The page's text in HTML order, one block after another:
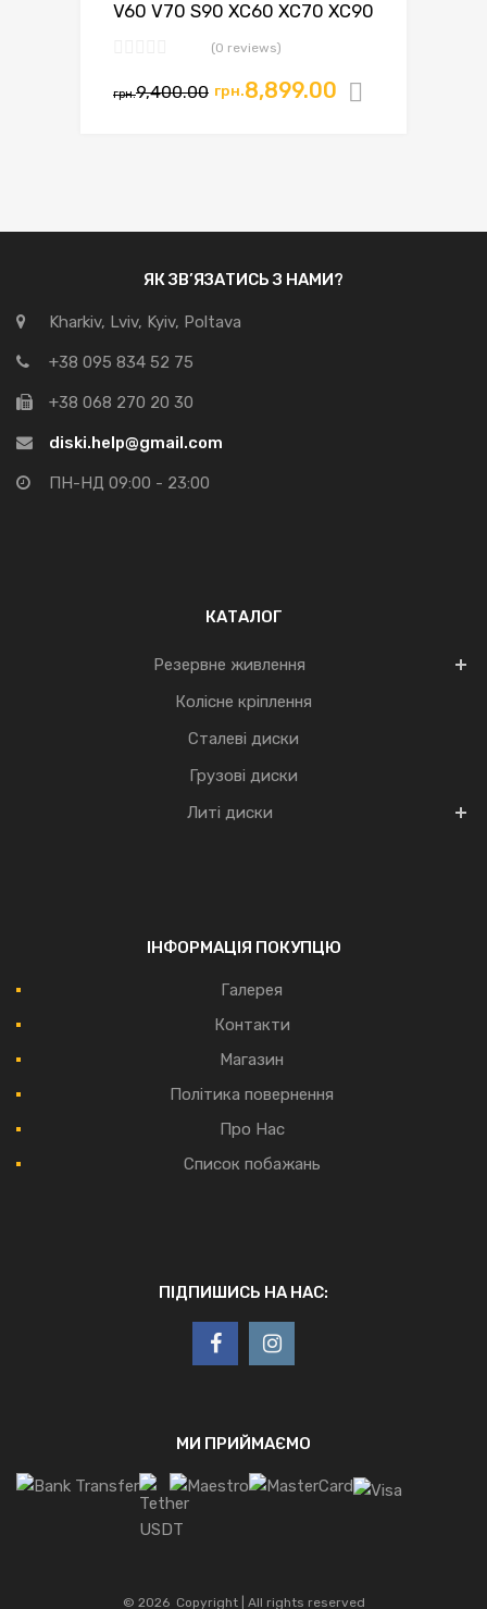
V60 V70 S90 XC60 XC70 XC90
(0 reviews)
грн.9,400.00 грн.8,899.00
ЯК ЗВ’ЯЗАТИСЬ З НАМИ?
Kharkiv, Lviv, Kyiv, Poltava
+38 095 834 52 75
+38 068 270 20 30
diski.help@gmail.com
ПН-НД 09:00 - 23:00
КАТАЛОГ
Резервне живлення
Колісне кріплення
Сталеві диски
Грузові диски
Литі диски
ІНФОРМАЦІЯ ПОКУПЦЮ
Галерея
Контакти
Магазин
Політика повернення
Про Нас
Список побажань
ПІДПИШИСЬ НА НАС:
МИ ПРИЙМАЄМО
© 2026 Copyright | All rights reserved